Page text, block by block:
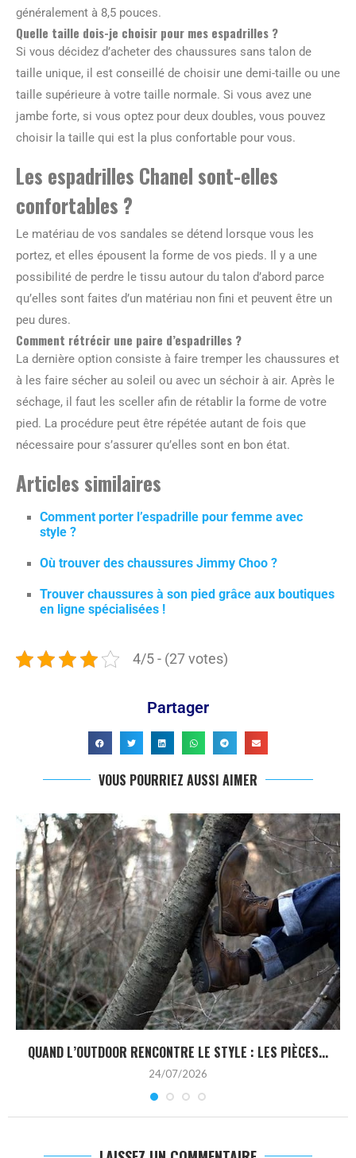
généralement à 8,5 pouces.
Quelle taille dois-je choisir pour mes espadrilles ?
Si vous décidez d’acheter des chaussures sans talon de
taille unique, il est conseillé de choisir une demi-taille ou une
taille supérieure à votre taille normale. Si vous avez une
jambe forte, si vous optez pour deux doubles, vous pouvez
choisir la taille qui est la plus confortable pour vous.
Les espadrilles Chanel sont-elles
confortables ?
Le matériau de vos sandales se détend lorsque vous les
portez, et elles épousent la forme de vos pieds. Il y a une
possibilité de perdre le tissu autour du talon d’abord parce
qu’elles sont faites d’un matériau non fini et peuvent être un
peu dures.
Comment rétrécir une paire d’espadrilles ?
La dernière option consiste à faire tremper les chaussures et
à les faire sécher au soleil ou avec un séchoir à air. Après le
séchage, il faut les sceller afin de rétablir la forme de votre
pied. La procédure peut être répétée autant de fois que
nécessaire pour s’assurer qu’elles sont en bon état.
Articles similaires
Comment porter l’espadrille pour femme avec
style ?
Où trouver des chaussures Jimmy Choo ?
Trouver chaussures à son pied grâce aux boutiques
en ligne spécialisées !
4/5 - (27 votes)
Partager
VOUS POURRIEZ AUSSI AIMER
QUAND L’OUTDOOR RENCONTRE LE STYLE : LES PIÈCES...
24/07/2026